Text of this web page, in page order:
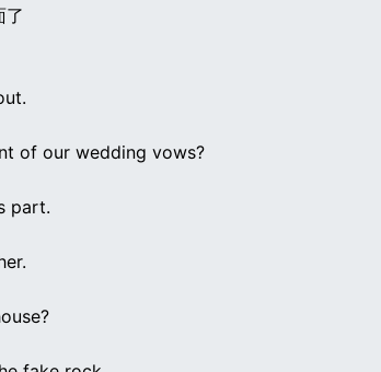
了
of our wedding vows?
part.